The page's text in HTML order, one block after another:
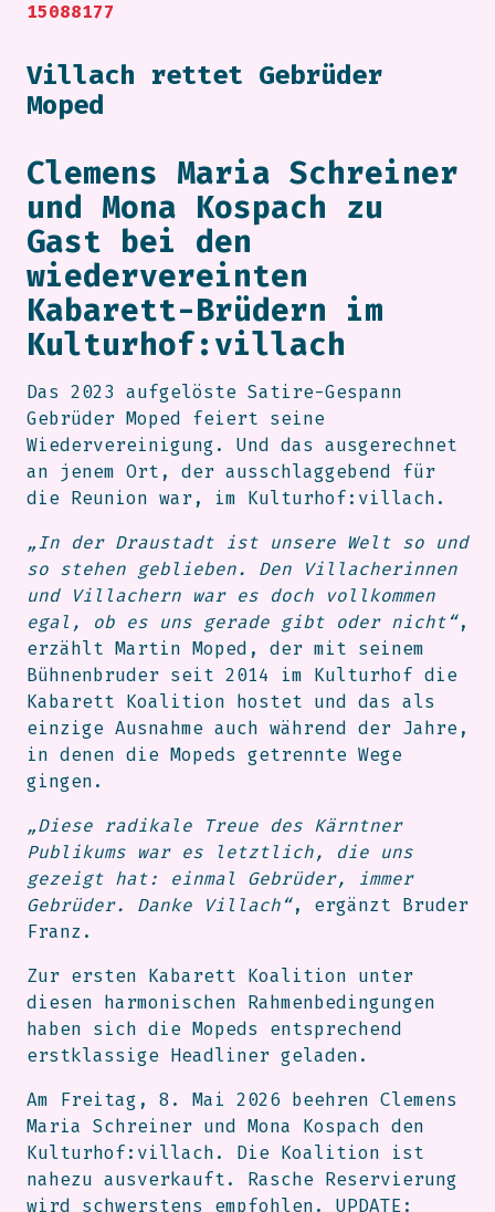
15088177
Villach rettet Gebrüder
Moped
Clemens Maria Schreiner
und Mona Kospach zu
Gast bei den
wiedervereinten
Kabarett-Brüdern im
Kulturhof:villach
Das 2023 aufgelöste Satire-Gespann
Gebrüder Moped feiert seine
Wiedervereinigung. Und das ausgerechnet
an jenem Ort, der ausschlaggebend für
die Reunion war, im Kulturhof:villach.
„In der Draustadt ist unsere Welt so und
so stehen geblieben. Den Villacherinnen
und Villachern war es doch vollkommen
egal, ob es uns gerade gibt oder nicht“,
erzählt Martin Moped, der mit seinem
Bühnenbruder seit 2014 im Kulturhof die
Kabarett Koalition hostet und das als
einzige Ausnahme auch während der Jahre,
in denen die Mopeds getrennte Wege
gingen.
„Diese radikale Treue des Kärntner
Publikums war es letztlich, die uns
gezeigt hat: einmal Gebrüder, immer
Gebrüder. Danke Villach“, ergänzt Bruder
Franz.
Zur ersten Kabarett Koalition unter
diesen harmonischen Rahmenbedingungen
haben sich die Mopeds entsprechend
erstklassige Headliner geladen.
Am Freitag, 8. Mai 2026 beehren Clemens
Maria Schreiner und Mona Kospach den
Kulturhof:villach. Die Koalition ist
nahezu ausverkauft. Rasche Reservierung
wird schwerstens empfohlen. UPDATE: